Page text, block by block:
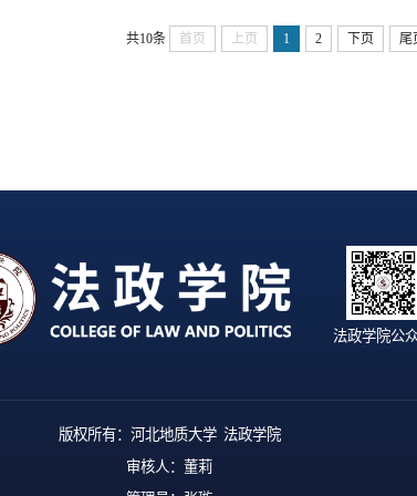
日报出版社，20193.《长城文化传承与
发展研究》，河北教育出版社，
共10条 首页 上页 1 2 下页 尾
法政学院公
版权所有：河北地质大学 法政学院
审核人：董莉